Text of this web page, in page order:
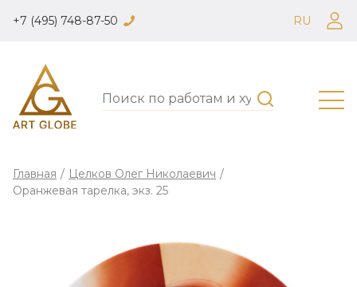
+7 (495) 748-87-50 RU
Главная / Целков Олег Николаевич /
Оранжевая тарелка, экз. 25